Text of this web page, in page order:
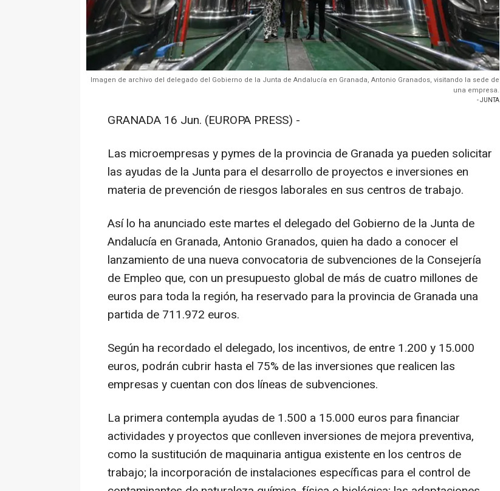
Imagen de archivo del delegado del Gobierno de la Junta de Andalucía en Granada, Antonio Granados, visitando la sede de
una empresa.
- JUNTA
GRANADA 16 Jun. (EUROPA PRESS) -
Las microempresas y pymes de la provincia de Granada ya pueden solicitar
las ayudas de la Junta para el desarrollo de proyectos e inversiones en
materia de prevención de riesgos laborales en sus centros de trabajo.
Así lo ha anunciado este martes el delegado del Gobierno de la Junta de
Andalucía en Granada, Antonio Granados, quien ha dado a conocer el
lanzamiento de una nueva convocatoria de subvenciones de la Consejería
de Empleo que, con un presupuesto global de más de cuatro millones de
euros para toda la región, ha reservado para la provincia de Granada una
partida de 711.972 euros.
Según ha recordado el delegado, los incentivos, de entre 1.200 y 15.000
euros, podrán cubrir hasta el 75% de las inversiones que realicen las
empresas y cuentan con dos líneas de subvenciones.
La primera contempla ayudas de 1.500 a 15.000 euros para financiar
actividades y proyectos que conlleven inversiones de mejora preventiva,
como la sustitución de maquinaria antigua existente en los centros de
trabajo; la incorporación de instalaciones específicas para el control de